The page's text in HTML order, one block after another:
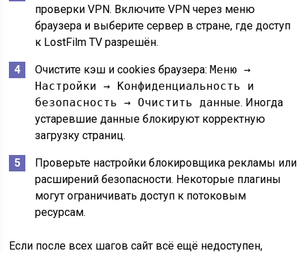
проверки VPN. Включите VPN через меню
браузера и выберите сервер в стране, где доступ
к LostFilm TV разрешён.
Очистите кэш и cookies браузера:Меню →
Настройки → Конфиденциальность и
безопасность → Очистить данные. Иногда
устаревшие данные блокируют корректную
загрузку страниц.
Проверьте настройки блокировщика рекламы или
расширений безопасности. Некоторые плагины
могут ограничивать доступ к потоковым
ресурсам.
Если после всех шагов сайт всё ещё недоступен,